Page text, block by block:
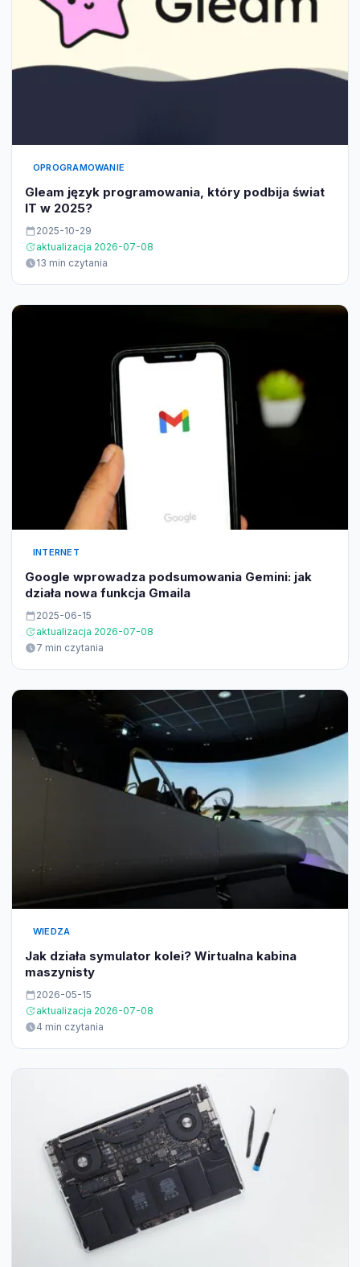
OPROGRAMOWANIE
Gleam język programowania, który podbija świat
IT w 2025?
2025-10-29
aktualizacja 2026-07-08
13 min czytania
INTERNET
Google wprowadza podsumowania Gemini: jak
działa nowa funkcja Gmaila
2025-06-15
aktualizacja 2026-07-08
7 min czytania
WIEDZA
Jak działa symulator kolei? Wirtualna kabina
maszynisty
2026-05-15
aktualizacja 2026-07-08
4 min czytania